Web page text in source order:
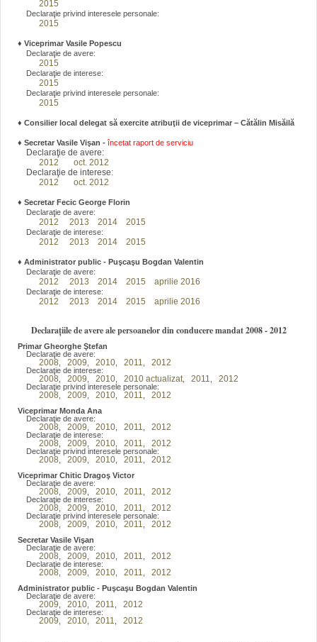
2015
Declaraţie privind interesele personale:
2015
♦ Viceprimar Vasile Popescu
Declaraţie de avere:
2015
Declaraţie de interese:
2015
Declaraţie privind interesele personale:
2015
♦ Consilier local delegat să exercite atribuţii de viceprimar – Cătălin Misăilă
♦ Secretar Vasile Vişan - încetat raport de serviciu
Declaraţie de avere:
2012
oct. 2012
Declaraţie de interese:
2012
oct. 2012
♦ Secretar Fecic George Florin
Declaraţie de avere:
2012 2013 2014 2015
Declaraţie de interese:
2012 2013 2014 2015
♦ Administrator public - Puşcaşu Bogdan Valentin
Declaraţie de avere:
2012 2013 2014 2015 aprilie 2016
Declaraţie de interese:
2012 2013 2014 2015 aprilie 2016
Declarațiile de avere ale persoanelor din conducere mandat 2008 - 2012
Primar Gheorghe Ştefan
Declaraţie de avere:
2008 2009 2010 2011 2012
Declaraţie de interese:
2008 2009 2010 2010 actualizat 2011 2012
Declaraţie privind interesele personale:
2008 2009 2010 2011 2012
Viceprimar Monda Ana
Declaraţie de avere:
2008 2009 2010 2011 2012
Declaraţie de interese:
2008 2009 2010 2011 2012
Declaraţie privind interesele personale:
2008 2009 2010 2011 2012
Viceprimar Chitic Dragoş Victor
Declaraţie de avere:
2008 2009 2010 2011 2012
Declaraţie de interese:
2008 2009 2010 2011 2012
Declaraţie privind interesele personale:
2008 2009 2010 2011 2012
Secretar Vasile Vişan
Declaraţie de avere:
2008 2009 2010 2011 2012
Declaraţie de interese:
2008 2009 2010 2011 2012
Administrator public - Puşcaşu Bogdan Valentin
Declaraţie de avere:
2009 2010 2011 2012
Declaraţie de interese:
2009 2010 2011 2012